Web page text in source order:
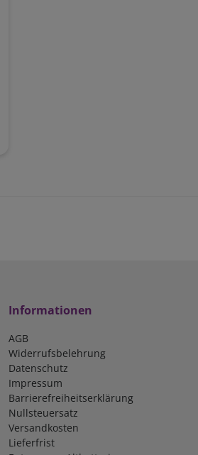
Informationen
AGB
Widerrufsbelehrung
Datenschutz
Impressum
Barrierefreiheitserklärung
Nullsteuersatz
Versandkosten
Lieferfrist